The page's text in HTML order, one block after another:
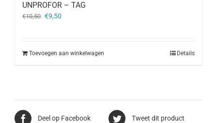
UNPROFOR – TAG
€10,50 Oorspronkelijke
€9,50
Toevoegen aan winkelwagen Details
Deel op Facebook Tweet dit product